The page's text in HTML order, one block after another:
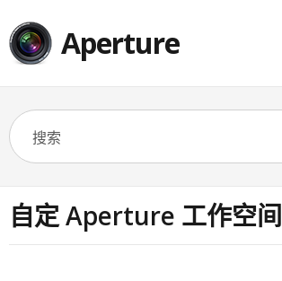
Aperture
自定 Aperture 工作空间